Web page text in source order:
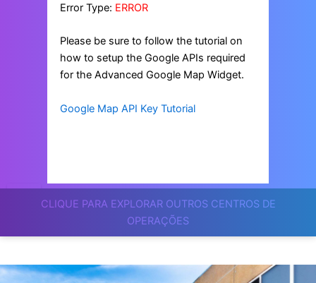
CLIQUE PARA EXPLORAR OUTROS CENTROS DE
OPERAÇÕES
Error Type: ERROR
Please be sure to follow the tutorial on
how to setup the Google APIs required
for the Advanced Google Map Widget.
Google Map API Key Tutorial